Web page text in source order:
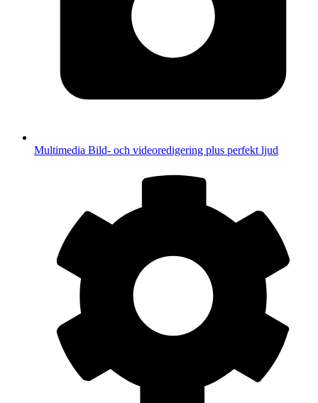
Multimedia Bild- och videoredigering plus perfekt ljud